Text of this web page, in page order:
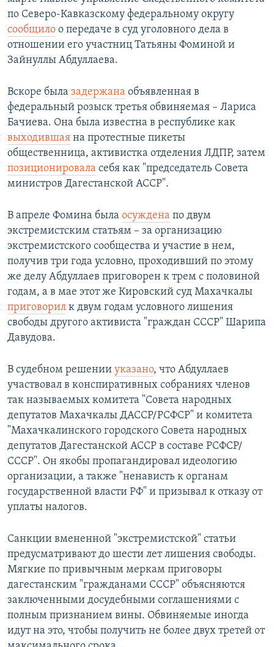
по Северо-Кавказскому федеральному округу
сообщило о передаче в суд уголовного дела в
отношении его участниц Татьяны Фоминой и
Зайнуллы Абдуллаева.
Вскоре была задержана объявленная в
федеральный розыск третья обвиняемая – Лариса
Бачиева. Она была известна в республике как
выходившая на протестные пикеты
общественница, активистка отделения ЛДПР, затем
позиционировала себя как "председатель Совета
министров Дагестанской АССР".
В апреле Фомина была осуждена по двум
экстремистским статьям – за организацию
экстремистского сообщества и участие в нем,
получив три года условно, проходивший по этому
же делу Абдуллаев приговорен к трем с половиной
годам, а в мае этот же Кировский суд Махачкалы
приговорил к двум годам условного лишения
свободы другого активиста "граждан СССР" Шарипа
Давудова.
В судебном решении указано, что Абдуллаев
участвовал в конспиративных собраниях членов
так называемых комитета "Совета народных
депутатов Махачкалы ДАССР/РСФСР" и комитета
"Махачкалинского городского Совета народных
депутатов Дагестанской АССР в составе РСФСР/
СССР". Он якобы пропагандировал идеологию
организации, а также "ненависть к органам
государственной власти РФ" и призывал к отказу от
уплаты налогов.
Санкции вмененной "экстремистской" статьи
предусматривают до шести лет лишения свободы.
Мягкие по привычным меркам приговоры
дагестанским "гражданами СССР" объясняются
заключенными досудебными соглашениями с
полным признанием вины. Обвиняемые иногда
идут на это, чтобы получить не более двух третей от